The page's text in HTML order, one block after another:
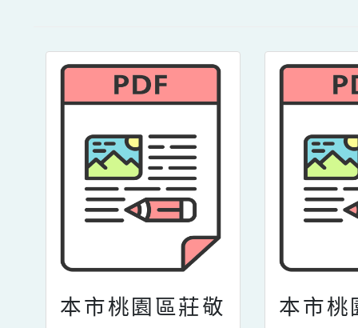
本市桃園區莊敬
本市桃